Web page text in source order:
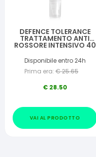
DEFENCE TOLERANCE
TRATTAMENTO ANTI
ROSSORE INTENSIVO 40
Disponibile entro 24h
Prima era: €25.65
€ 28.50
VAI AL PRODOTTO